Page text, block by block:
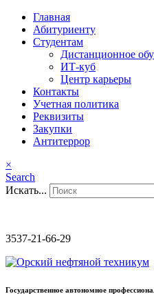
Главная
Абитуриенту
Студентам
Дистанционное
ИТ-куб
Центр карьеры
Контакты
Учетная политика
Реквизиты
Закупки
Антитеррор
×
Search
Искать...
3537-21-66-29
Государственное автономное